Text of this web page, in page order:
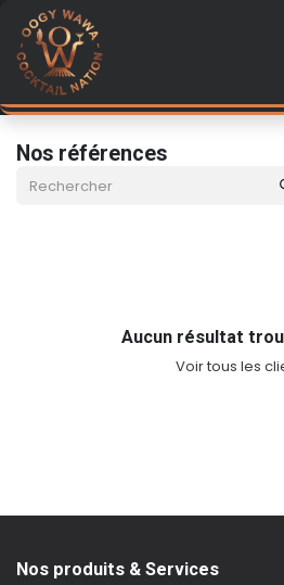
Se rendre au contenu
Nos références
Aucun résultat
Voir tous les
Nos produits & Services